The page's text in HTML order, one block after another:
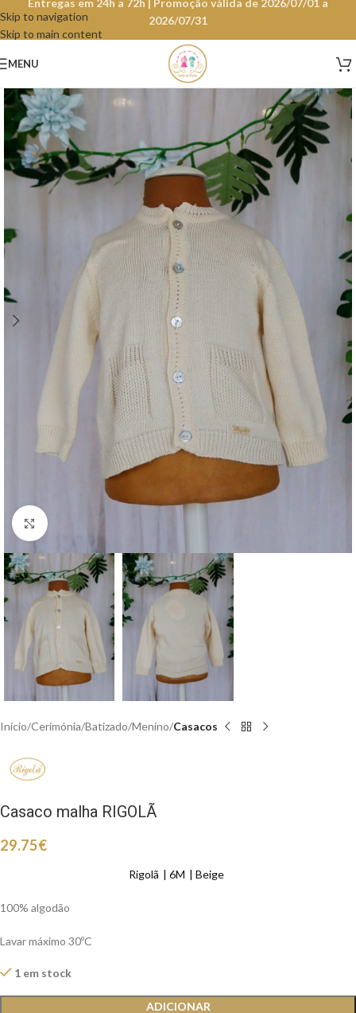
Skip to navigation
Skip to main content
Entregas em 24h a 72h | Promoção válida de 2026/07/01 a
2026/07/31
MENU
Clique para aumentar
Início Cerimónia Batizado Menino Casacos
Casaco malha RIGOLÃ
29.75€
Rigolã 6M Beige
100% algodão
Lavar máximo 30ºC
1 em stock
ADICIONAR